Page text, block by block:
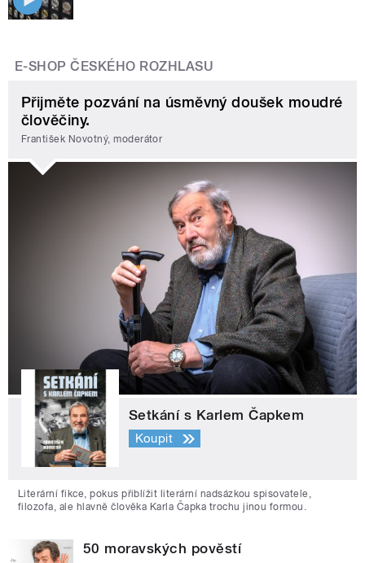
E-SHOP ČESKÉHO ROZHLASU
Přijměte pozvání na úsměvný doušek moudré
člověčiny.
František Novotný, moderátor
Setkání s Karlem Čapkem
Koupit
Literární fikce, pokus přiblížit literární nadsázkou spisovatele,
filozofa, ale hlavně člověka Karla Čapka trochu jinou formou.
50 moravských pověstí